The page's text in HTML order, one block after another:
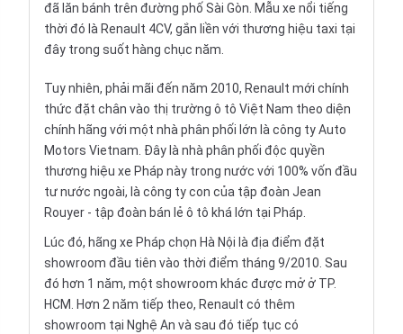
đã lăn bánh trên đường phố Sài Gòn. Mẫu xe nổi tiếng
thời đó là Renault 4CV, gắn liền với thương hiệu taxi tại
đây trong suốt hàng chục năm.
Tuy nhiên, phải mãi đến năm 2010, Renault mới chính
thức đặt chân vào thị trường ô tô Việt Nam theo diện
chính hãng với một nhà phân phối lớn là công ty Auto
Motors Vietnam. Đây là nhà phân phối độc quyền
thương hiệu xe Pháp này trong nước với 100% vốn đầu
tư nước ngoài, là công ty con của tập đoàn Jean
Rouyer - tập đoàn bán lẻ ô tô khá lớn tại Pháp.
Lúc đó, hãng xe Pháp chọn Hà Nội là địa điểm đặt
showroom đầu tiên vào thời điểm tháng 9/2010. Sau
đó hơn 1 năm, một showroom khác được mở ở TP.
HCM. Hơn 2 năm tiếp theo, Renault có thêm
showroom tại Nghệ An và sau đó tiếp tục có